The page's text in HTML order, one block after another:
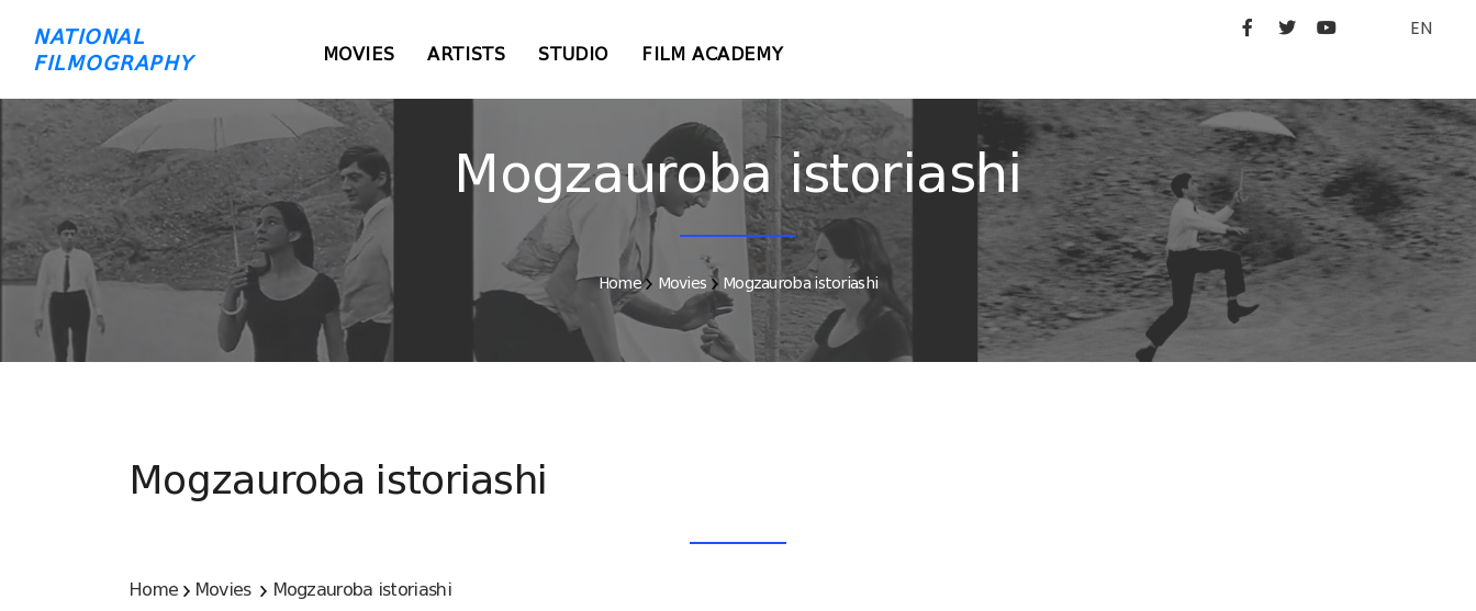
NATIONAL
FILMOGRAPHY
EN
MOVIES ARTISTS STUDIO FILM ACADEMY
Mogzauroba istoriashi
Home Movies Mogzauroba istoriashi
Mogzauroba istoriashi
Home Movies Mogzauroba istoriashi